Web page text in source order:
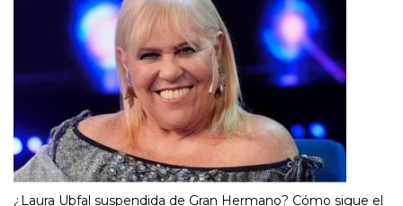
¿Laura Ubfal suspendida de Gran Hermano? Cómo sigue el